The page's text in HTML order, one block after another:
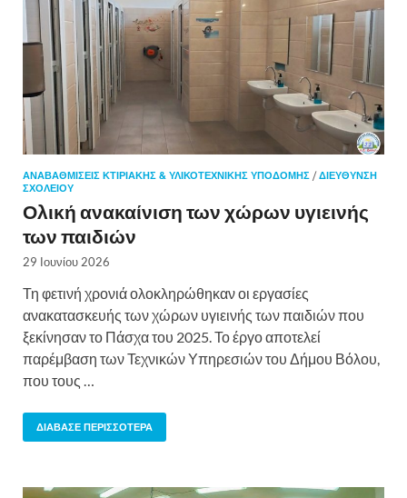
ΑΝΑΒΑΘΜΊΣΕΙΣ ΚΤΙΡΙΑΚΉΣ & ΥΛΙΚΟΤΕΧΝΙΚΉΣ ΥΠΟΔΟΜΉΣ /ΔΙΕΎΘΥΝΣΗ
ΣΧΟΛΕΊΟΥ
Ολική ανακαίνιση των χώρων υγιεινής
των παιδιών
29 Ιουνίου 2026
Τη φετινή χρονιά ολοκληρώθηκαν οι εργασίες
ανακατασκευής των χώρων υγιεινής των παιδιών που
ξεκίνησαν το Πάσχα του 2025. Το έργο αποτελεί
παρέμβαση των Τεχνικών Υπηρεσιών του Δήμου Βόλου,
που τους …
ΔΙΆΒΑΣΕ ΠΕΡΙΣΣΌΤΕΡΑ